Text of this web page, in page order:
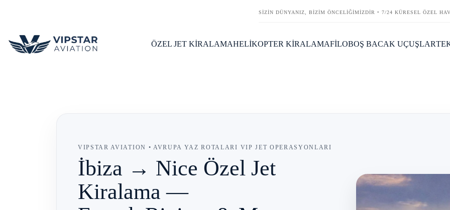
SİZİN DÜNYANIZ, BİZİM ÖNCELİĞİMİZDİR • 7/24 KÜRESEL ÖZEL
ÖZEL JET KİRALAMAHELİKOPTER KİRALAMAFİLOBOŞ BACAK UÇUŞLAR
VIPSTAR AVIATION • AVRUPA YAZ ROTALARI VIP JET OPERASYONLARI
İbiza → Nice Özel Jet
Kiralama —